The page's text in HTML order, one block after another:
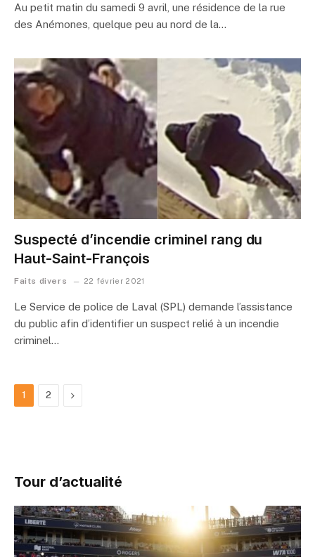
Au petit matin du samedi 9 avril, une résidence de la rue
des Anémones, quelque peu au nord de la…
Suspecté d’incendie criminel rang du
Haut-Saint-François
Faits divers 22 février 2021
Le Service de police de Laval (SPL) demande l’assistance
du public afin d’identifier un suspect relié à un incendie
criminel…
1 2 Next
Tour d’actualité